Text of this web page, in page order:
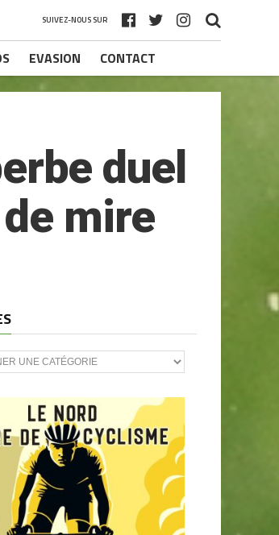
SUIVEZ-NOUS SUR
EVASION CONTACT
duel
mire